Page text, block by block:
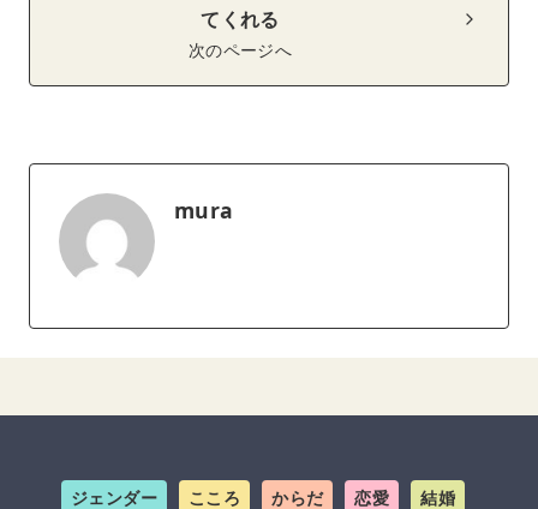
てくれる
次のページへ
mura
ジェンダー こころ からだ 恋愛 結婚